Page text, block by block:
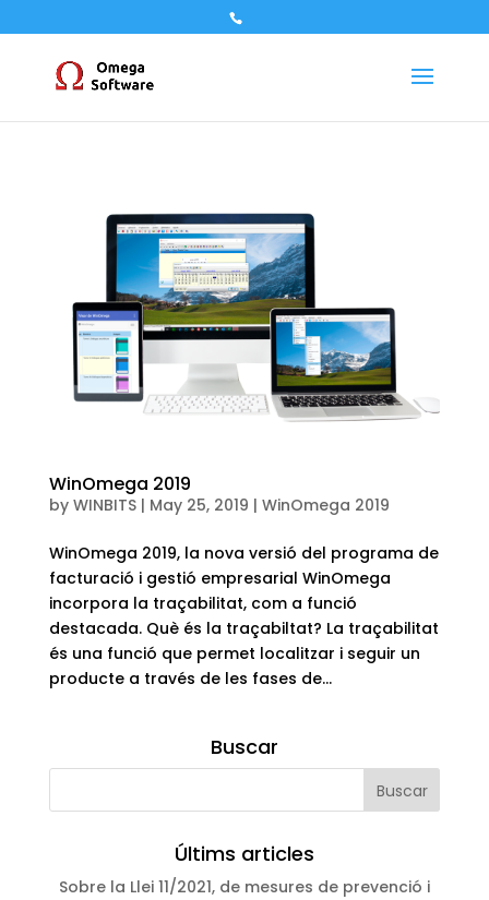
WinOmega 2019
by WINBITS| May 25, 2019 | WinOmega 2019
WinOmega 2019, la nova versió del programa de
facturació i gestió empresarial WinOmega
incorpora la traçabilitat, com a funció
destacada. Què és la traçabiltat? La traçabilitat
és una funció que permet localitzar i seguir un
producte a través de les fases de...
Buscar
Últims articles
Sobre la Llei 11/2021, de mesures de prevenció i